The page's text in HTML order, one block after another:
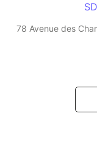
78 Avenue des